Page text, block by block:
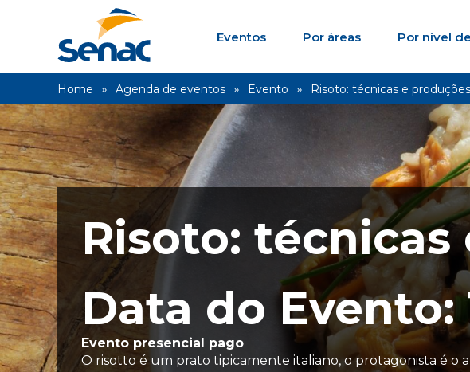
Eventos Por áreas Por nível
Home Agenda de eventos Evento Risoto: técnicas e produções
Risoto:
Data do Evento:
Evento presencial pago
O risotto é um prato tipicamente italiano, o protagonista é o